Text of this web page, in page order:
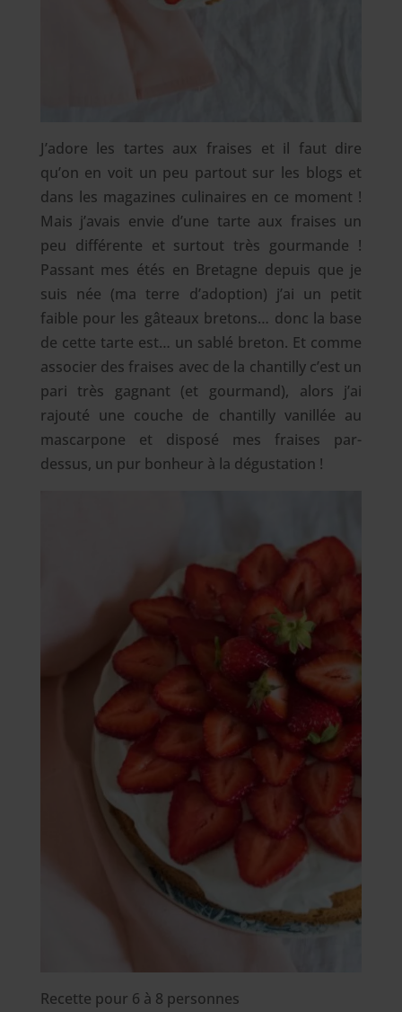
J’adore les tartes aux fraises et il faut dire
qu’on en voit un peu partout sur les blogs et
dans les magazines culinaires en ce moment !
Mais j’avais envie d’une tarte aux fraises un
peu différente et surtout très gourmande !
Passant mes étés en Bretagne depuis que je
suis née (ma terre d’adoption) j’ai un petit
faible pour les gâteaux bretons… donc la base
de cette tarte est… un sablé breton. Et comme
associer des fraises avec de la chantilly c’est un
pari très gagnant (et gourmand), alors j’ai
rajouté une couche de chantilly vanillée au
mascarpone et disposé mes fraises par-
dessus, un pur bonheur à la dégustation !
Recette pour 6 à 8 personnes